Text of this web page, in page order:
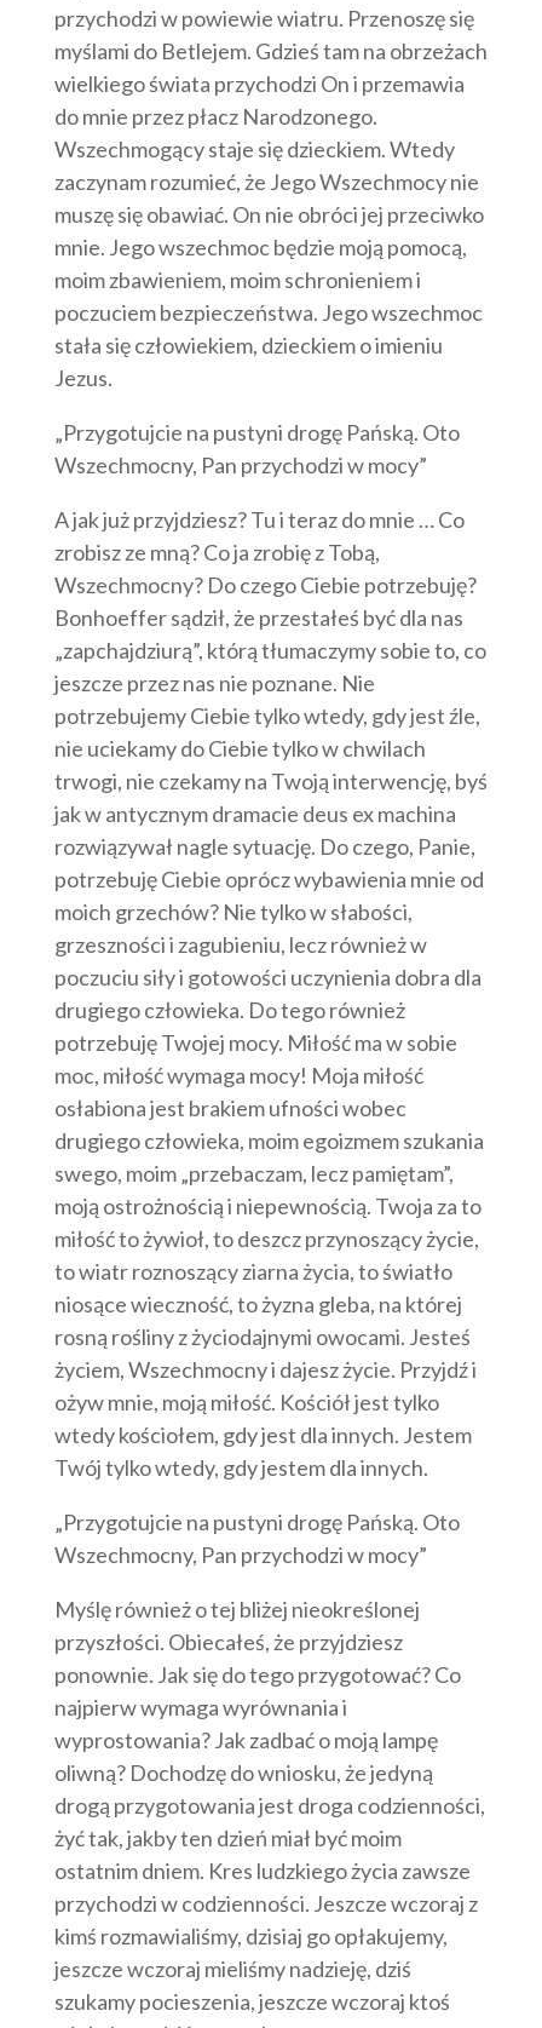
przychodzi w powiewie wiatru. Przenoszę się
myślami do Betlejem. Gdzieś tam na obrzeżach
wielkiego świata przychodzi On i przemawia
do mnie przez płacz Narodzonego.
Wszechmogący staje się dzieckiem. Wtedy
zaczynam rozumieć, że Jego Wszechmocy nie
muszę się obawiać. On nie obróci jej przeciwko
mnie. Jego wszechmoc będzie moją pomocą,
moim zbawieniem, moim schronieniem i
poczuciem bezpieczeństwa. Jego wszechmoc
stała się człowiekiem, dzieckiem o imieniu
Jezus.
„Przygotujcie na pustyni drogę Pańską. Oto
Wszechmocny, Pan przychodzi w mocy”
A jak już przyjdziesz? Tu i teraz do mnie … Co
zrobisz ze mną? Co ja zrobię z Tobą,
Wszechmocny? Do czego Ciebie potrzebuję?
Bonhoeffer sądził, że przestałeś być dla nas
„zapchajdziurą”, którą tłumaczymy sobie to, co
jeszcze przez nas nie poznane. Nie
potrzebujemy Ciebie tylko wtedy, gdy jest źle,
nie uciekamy do Ciebie tylko w chwilach
trwogi, nie czekamy na Twoją interwencję, byś
jak w antycznym dramacie deus ex machina
rozwiązywał nagle sytuację. Do czego, Panie,
potrzebuję Ciebie oprócz wybawienia mnie od
moich grzechów? Nie tylko w słabości,
grzeszności i zagubieniu, lecz również w
poczuciu siły i gotowości uczynienia dobra dla
drugiego człowieka. Do tego również
potrzebuję Twojej mocy. Miłość ma w sobie
moc, miłość wymaga mocy! Moja miłość
osłabiona jest brakiem ufności wobec
drugiego człowieka, moim egoizmem szukania
swego, moim „przebaczam, lecz pamiętam”,
moją ostrożnością i niepewnością. Twoja za to
miłość to żywioł, to deszcz przynoszący życie,
to wiatr roznoszący ziarna życia, to światło
niosące wieczność, to żyzna gleba, na której
rosną rośliny z życiodajnymi owocami. Jesteś
życiem, Wszechmocny i dajesz życie. Przyjdź i
ożyw mnie, moją miłość. Kościół jest tylko
wtedy kościołem, gdy jest dla innych. Jestem
Twój tylko wtedy, gdy jestem dla innych.
„Przygotujcie na pustyni drogę Pańską. Oto
Wszechmocny, Pan przychodzi w mocy”
Myślę również o tej bliżej nieokreślonej
przyszłości. Obiecałeś, że przyjdziesz
ponownie. Jak się do tego przygotować? Co
najpierw wymaga wyrównania i
wyprostowania? Jak zadbać o moją lampę
oliwną? Dochodzę do wniosku, że jedyną
drogą przygotowania jest droga codzienności,
żyć tak, jakby ten dzień miał być moim
ostatnim dniem. Kres ludzkiego życia zawsze
przychodzi w codzienności. Jeszcze wczoraj z
kimś rozmawialiśmy, dzisiaj go opłakujemy,
jeszcze wczoraj mieliśmy nadzieję, dziś
szukamy pocieszenia, jeszcze wczoraj ktoś